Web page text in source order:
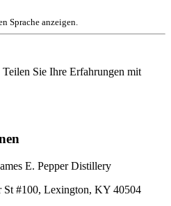
Sprache anzeigen.
Sie Ihre Erfahrungen mit
E. Pepper Distillery
St #100, Lexington, KY 40504